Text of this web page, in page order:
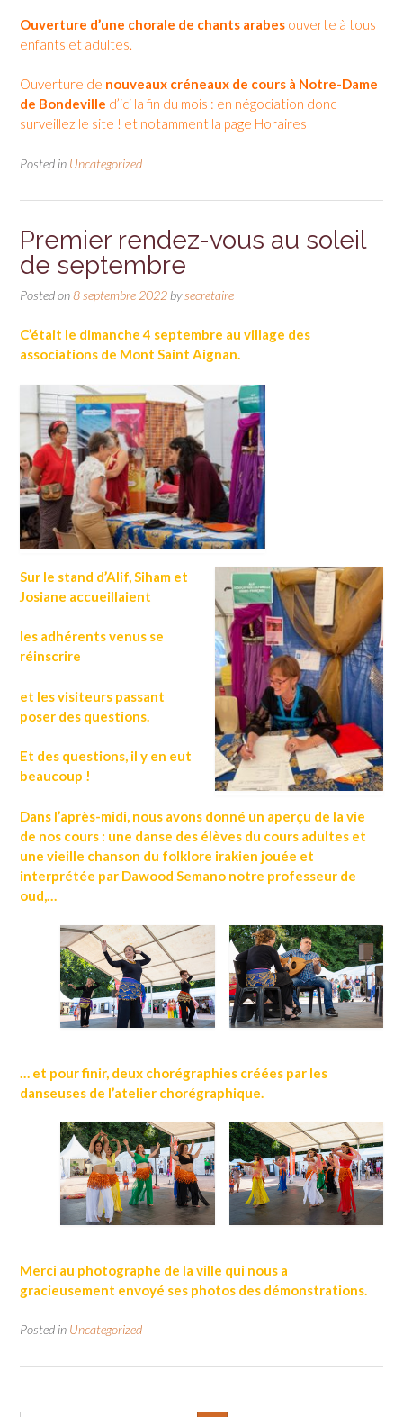
Ouverture d’une chorale de chants arabes ouverte à tous
enfants et adultes.
Ouverture de nouveaux créneaux de cours à Notre-Dame
de Bondeville d’ici la fin du mois : en négociation donc
surveillez le site ! et notamment la page Horaires
Posted in Uncategorized
Premier rendez-vous au soleil
de septembre
Posted on8 septembre 2022 bysecretaire
C’était le dimanche 4 septembre au village des
associations de Mont Saint Aignan.
Sur le stand d’Alif, Siham et
Josiane accueillaient
les adhérents venus se
réinscrire
et les visiteurs passant
poser des questions.
Et des questions, il y en eut
beaucoup !
Dans l’après-midi, nous avons donné un aperçu de la vie
de nos cours : une danse des élèves du cours adultes et
une vieille chanson du folklore irakien jouée et
interprétée par Dawood Semano notre professeur de
oud,…
… et pour finir, deux chorégraphies créées par les
danseuses de l’atelier chorégraphique.
Merci au photographe de la ville qui nous a
gracieusement envoyé ses photos des démonstrations.
Posted in Uncategorized